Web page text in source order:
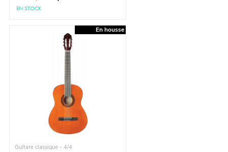
EN STOCK
En housse
Guitare classique - 4/4